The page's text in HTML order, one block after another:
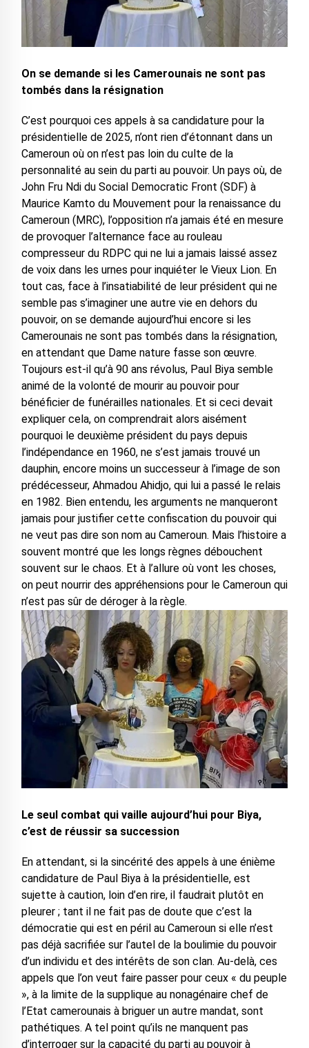
On se demande si les Camerounais ne sont pas
tombés dans la résignation
C’est pourquoi ces appels à sa candidature pour la
présidentielle de 2025, n’ont rien d’étonnant dans un
Cameroun où on n’est pas loin du culte de la
personnalité au sein du parti au pouvoir. Un pays où, de
John Fru Ndi du Social Democratic Front (SDF) à
Maurice Kamto du Mouvement pour la renaissance du
Cameroun (MRC), l’opposition n’a jamais été en mesure
de provoquer l’alternance face au rouleau
compresseur du RDPC qui ne lui a jamais laissé assez
de voix dans les urnes pour inquiéter le Vieux Lion. En
tout cas, face à l’insatiabilité de leur président qui ne
semble pas s’imaginer une autre vie en dehors du
pouvoir, on se demande aujourd’hui encore si les
Camerounais ne sont pas tombés dans la résignation,
en attendant que Dame nature fasse son œuvre.
Toujours est-il qu’à 90 ans révolus, Paul Biya semble
animé de la volonté de mourir au pouvoir pour
bénéficier de funérailles nationales. Et si ceci devait
expliquer cela, on comprendrait alors aisément
pourquoi le deuxième président du pays depuis
l’indépendance en 1960, ne s’est jamais trouvé un
dauphin, encore moins un successeur à l’image de son
prédécesseur, Ahmadou Ahidjo, qui lui a passé le relais
en 1982. Bien entendu, les arguments ne manqueront
jamais pour justifier cette confiscation du pouvoir qui
ne veut pas dire son nom au Cameroun. Mais l’histoire a
souvent montré que les longs règnes débouchent
souvent sur le chaos. Et à l’allure où vont les choses,
on peut nourrir des appréhensions pour le Cameroun qui
n’est pas sûr de déroger à la règle.
Le seul combat qui vaille aujourd’hui pour Biya,
c’est de réussir sa succession
En attendant, si la sincérité des appels à une énième
candidature de Paul Biya à la présidentielle, est
sujette à caution, loin d’en rire, il faudrait plutôt en
pleurer ; tant il ne fait pas de doute que c’est la
démocratie qui est en péril au Cameroun si elle n’est
pas déjà sacrifiée sur l’autel de la boulimie du pouvoir
d’un individu et des intérêts de son clan. Au-delà, ces
appels que l’on veut faire passer pour ceux « du peuple
», à la limite de la supplique au nonagénaire chef de
l’Etat camerounais à briguer un autre mandat, sont
pathétiques. A tel point qu’ils ne manquent pas
d’interroger sur la capacité du parti au pouvoir à